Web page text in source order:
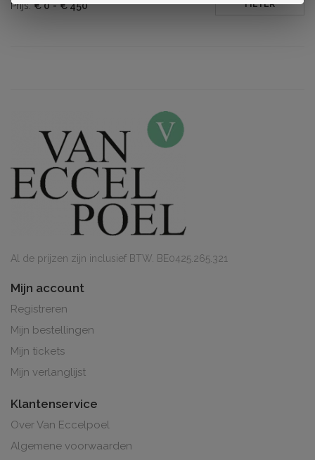
Prijs:€0 - €450 FILTER
Al de prijzen zijn inclusief BTW. BE0425.265.321
Mijn account
Registreren
Mijn bestellingen
Mijn tickets
Mijn verlanglijst
Klantenservice
Over Van Eccelpoel
Algemene voorwaarden